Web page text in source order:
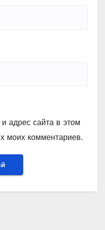
адрес сайта в этом
моих комментариев.